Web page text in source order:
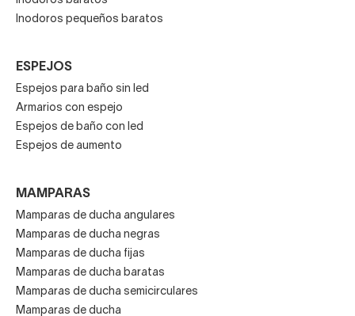
Inodoros pequeños baratos
ESPEJOS
Espejos para baño sin led
Armarios con espejo
Espejos de baño con led
Espejos de aumento
MAMPARAS
Mamparas de ducha angulares
Mamparas de ducha negras
Mamparas de ducha fijas
Mamparas de ducha baratas
Mamparas de ducha semicirculares
Mamparas de ducha